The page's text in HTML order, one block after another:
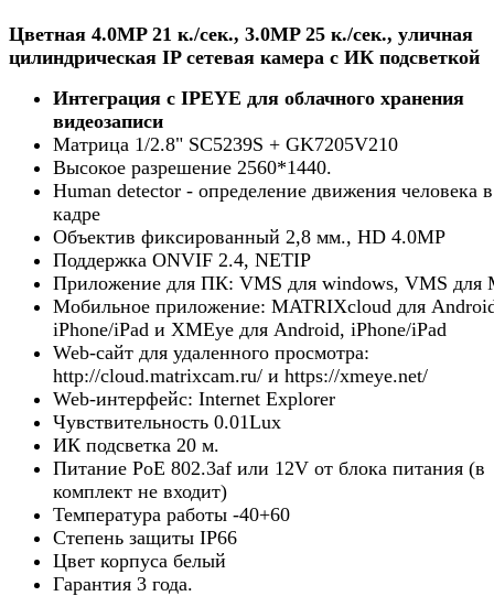
Цветная 4.0MP 21 к./сек., 3.0MP 25 к./сек., уличная
цилиндрическая IP сетевая камера с ИК подсветкой
Интеграция с IPEYE для облачного хранения
видеозаписи
Матрица 1/2.8" SC5239S + GK7205V210
Высокое разрешение 2560*1440.
Human detector - определение движения человека в
кадре
Объектив фиксированный 2,8 мм., HD 4.0MP
Поддержка ONVIF 2.4, NETIP
Приложение для ПК: VMS для windows, VMS для
Мобильное приложение: MATRIXcloud для
iPhone/iPad и XMEye для Android, iPhone/iPad
Web-сайт для удаленного просмотра:
http://cloud.matrixcam.ru/ и https://xmeye.net/
Web-интерфейс: Internet Explorer
Чувствительность 0.01Lux
ИК подсветка 20 м.
Питание PoE 802.3af или 12V от блока питания (в
комплект не входит)
Температура работы -40+60
Cтепень защиты IP66
Цвет корпуса белый
Гарантия 3 года.